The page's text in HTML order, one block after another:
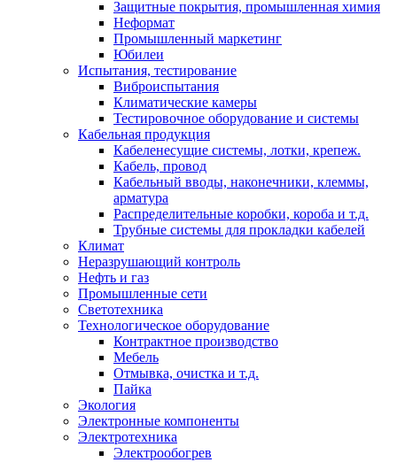
Защитные покрытия, промышленная химия
Неформат
Промышленный маркетинг
Юбилеи
Испытания, тестирование
Виброиспытания
Климатические камеры
Тестировочное оборудование и системы
Кабельная продукция
Кабеленесущие системы, лотки, крепеж.
Кабель, провод
Кабельный вводы, наконечники, клеммы,
арматура
Распределительные коробки, короба и т.д.
Трубные системы для прокладки кабелей
Климат
Неразрушающий контроль
Нефть и газ
Промышленные сети
Светотехника
Технологическое оборудование
Контрактное производство
Мебель
Отмывка, очистка и т.д.
Пайка
Экология
Электронные компоненты
Электротехника
Электрообогрев